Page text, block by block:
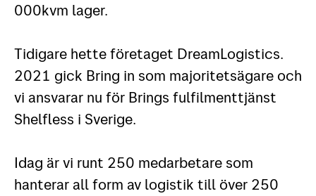
000kvm lager.
Tidigare hette företaget DreamLogistics.
2021 gick Bring in som majoritetsägare och
vi ansvarar nu för Brings fulfilmenttjänst
Shelfless i Sverige.
Idag är vi runt 250 medarbetare som
hanterar all form av logistik till över 250